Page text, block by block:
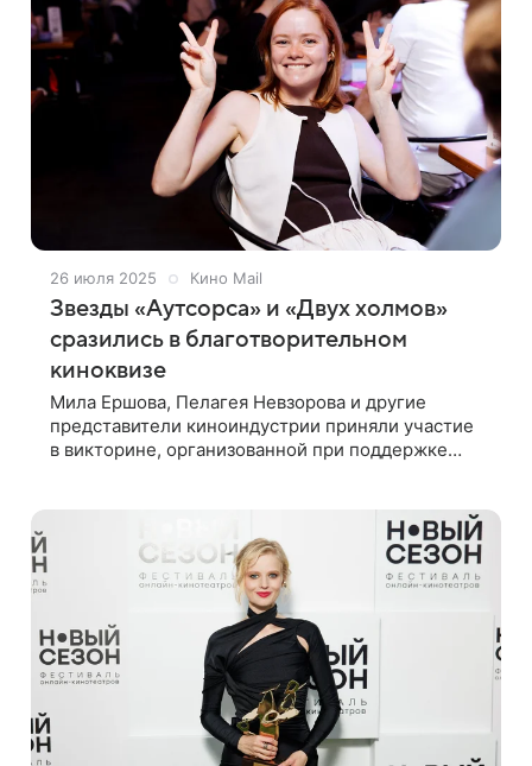
26 июля 2025 Кино Mail
Звезды «Аутсорса» и «Двух холмов»
сразились в благотворительном
киноквизе
Мила Ершова, Пелагея Невзорова и другие
представители киноиндустрии приняли участие
в викторине, организованной при поддержке